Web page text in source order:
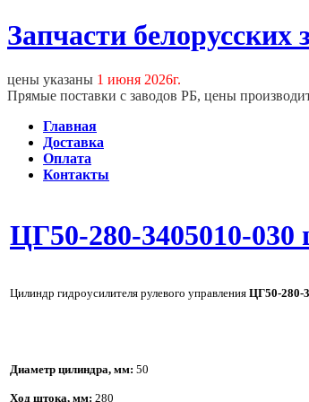
Запчасти
цены указаны 1 июня 2026г.
Прямые поставки с заводов РБ, цены
Главная
Доставка
Оплата
Контакты
ЦГ50-280-3405010-030
Цилиндр гидроусилителя рулевого управления ЦГ50-280-
Диаметр цилиндра, мм: 50
Ход штока, мм: 280